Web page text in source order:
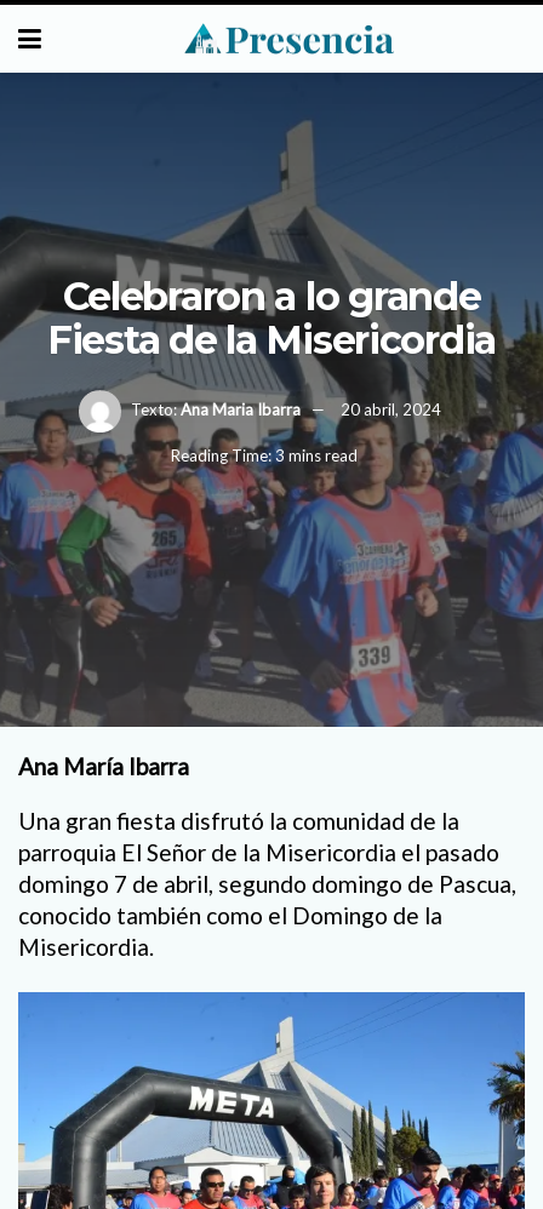
Celebraron a lo grande
Fiesta de la Misericordia
Texto:Ana Maria Ibarra 20 abril, 2024
Reading Time: 3 mins read
Ana María Ibarra
Una gran fiesta disfrutó la comunidad de la
parroquia El Señor de la Misericordia el pasado
domingo 7 de abril, segundo domingo de Pascua,
conocido también como el Domingo de la
Misericordia.